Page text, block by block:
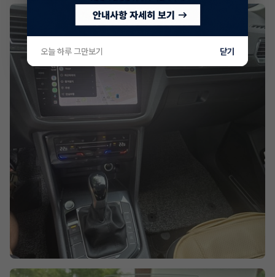
오늘 하루 그만보기 닫기